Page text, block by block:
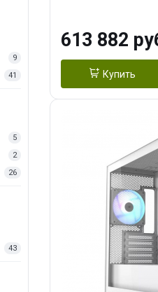
9
41
5
2
26
43
Turbo/ 960 ГБ
613 882
Купить